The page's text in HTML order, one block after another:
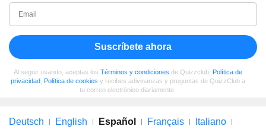
Suscríbete ahora
Al seguir usando, aceptas los Términos y condiciones de Quizzclub,
Política de
privacidad
Política de cookies y recibes adivinanzas y preguntas de QuizzClub a
tu correo electrónico diariamente.
Deutsch English Español Français
Italiano